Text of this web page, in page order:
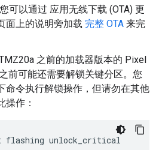
可以通过 应用无线下载 (OTA) 更
面上的说明旁加载 完整 OTA 来完
之前的加载器版本的 Pixel
前可能还需要解锁关键分区。您
命令执行解锁操作，但请勿在其他
操作：